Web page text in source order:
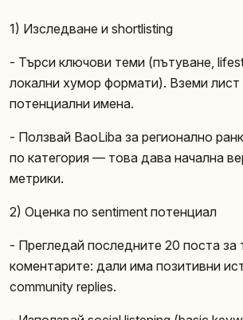
1) Изследване и shortlisting
- Търси ключови теми (пътуване,
локални хумор формати). Вземи лист
потенциални имена.
- Ползвай BaoLiba за регионално
по категория — това дава начална
метрики.
2) Оценка по sentiment потенциал
- Прегледай последните 20 поста за
коментарите: дали има позитивни
community replies.